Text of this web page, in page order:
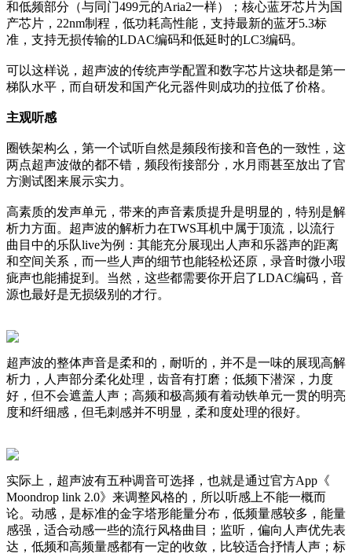
和低频部分（与同门499元的Aria2一样）；核心蓝牙芯片为国
产芯片，22nm制程，低功耗高性能，支持最新的蓝牙5.3标
准，支持无损传输的LDAC编码和低延时的LC3编码。
可以这样说，超声波的传统声学配置和数字芯片这块都是第一
梯队水平，而自研发和国产化元器件则成功的拉低了价格。
主观听感
圈铁架构么，第一个试听自然是频段衔接和音色的一致性，这
两点超声波做的都不错，频段衔接部分，水月雨甚至放出了官
方测试图来展示实力。
高素质的发声单元，带来的声音素质提升是明显的，特别是解
析力方面。超声波的解析力在TWS耳机中属于顶流，以流行
曲目中的乐队live为例：其能充分展现出人声和乐器声的距离
和空间关系，而一些人声的细节也能轻松还原，录音时微小瑕
疵声也能捕捉到。当然，这些都需要你开启了LDAC编码，音
源也最好是无损级别的才行。
超声波的整体声音是柔和的，耐听的，并不是一味的展现高解
析力，人声部分柔化处理，齿音有打磨；低频下潜深，力度
好，但不会遮盖人声；高频和极高频有着动铁单元一贯的明亮
度和纤细感，但毛刺感并不明显，柔和度处理的很好。
实际上，超声波有五种调音可选择，也就是通过官方App《
Moondrop link 2.0》来调整风格的，所以听感上不能一概而
论。动感，是标准的金字塔形能量分布，低频量感较多，能量
感强，适合动感一些的流行风格曲目；监听，偏向人声优先表
达，低频和高频量感都有一定的收敛，比较适合抒情人声；标